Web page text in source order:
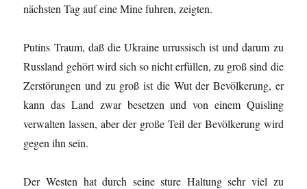
nächsten Tag auf eine Mine fuhren, zeigten.
Putins Traum, daß die Ukraine urrussisch ist und darum zu
Russland gehört wird sich so nicht erfüllen, zu groß sind die
Zerstörungen und zu groß ist die Wut der Bevölkerung, er
kann das Land zwar besetzen und von einem Quisling
verwalten lassen, aber der große Teil der Bevölkerung wird
gegen ihn sein.
Der Westen hat durch seine sture Haltung sehr viel zu